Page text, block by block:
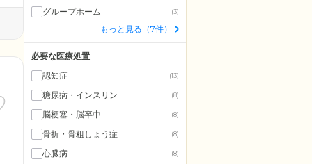
グループホーム (3)
もっと見る（7件）
必要な医療処置
認知症
(13)
糖尿病・インスリン (8)
脳梗塞・脳卒中 (8)
骨折・骨粗しょう症 (8)
心臓病 (8)